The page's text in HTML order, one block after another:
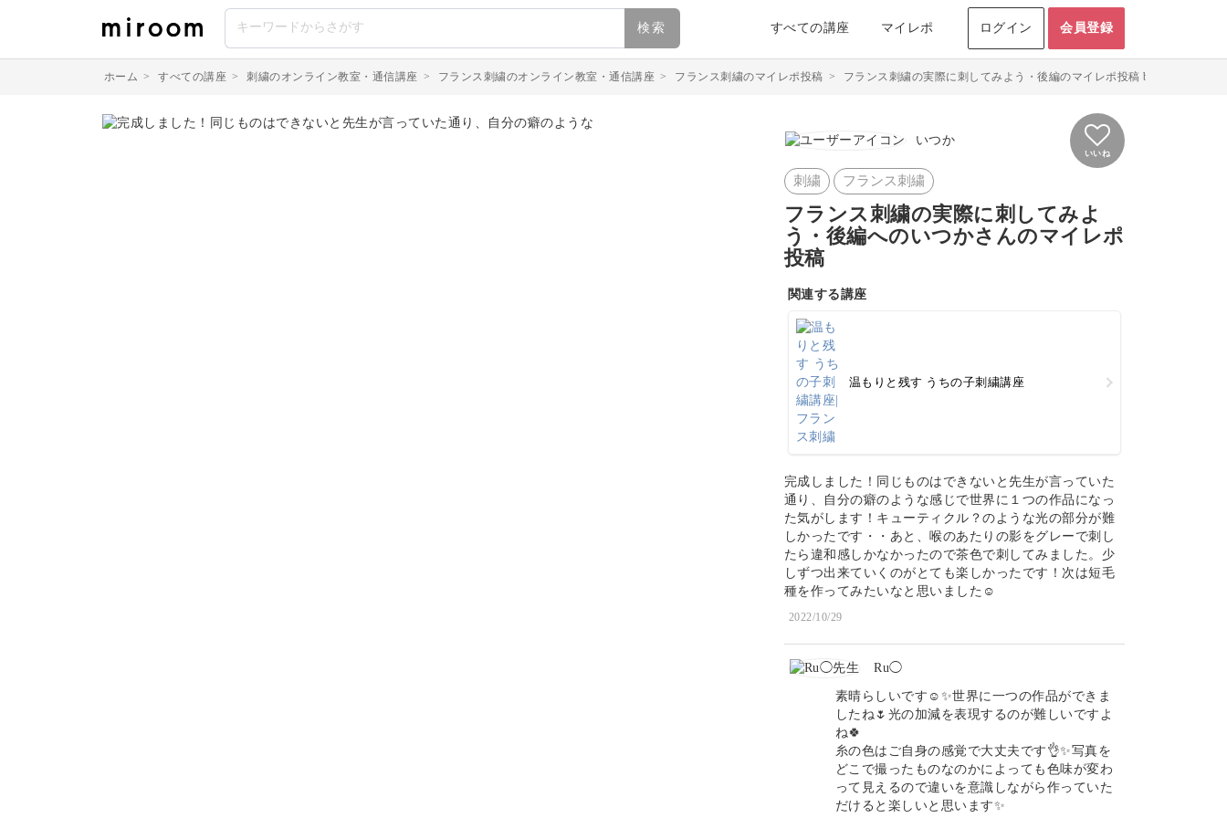
検索 すべての講座 マイレポ ログイン 会員登録
ホーム > すべての講座 > 刺繍のオンライン教室・通信講座 > フランス刺繍のオンライン教室・通信講座 > フランス刺繍のマイレポ投稿 > フランス刺繍の実際に刺してみよう・後編のマイレポ投稿 byいつか
いつか
いいね
刺繍 フランス刺繍
フランス刺繍の実際に刺してみよ
う・後編へのいつかさんのマイレポ
投稿
関連する講座
温もりと残す うちの子刺繍講座
完成しました！同じものはできないと先生が言っていた
通り、自分の癖のような感じで世界に１つの作品になっ
た気がします！キューティクル？のような光の部分が難
しかったです・・あと、喉のあたりの影をグレーで刺し
たら違和感しかなかったので茶色で刺してみました。少
しずつ出来ていくのがとても楽しかったです！次は短毛
種を作ってみたいなと思いました☺️
2022/10/29
Ru◯
素晴らしいです☺️✨世界に一つの作品ができま
したね🌷光の加減を表現するのが難しいですよ
ね🍀
糸の色はご自身の感覚で大丈夫です👌✨写真を
どこで撮ったものなのかによっても色味が変わ
って見えるので違いを意識しながら作っていた
だけると楽しいと思います✨